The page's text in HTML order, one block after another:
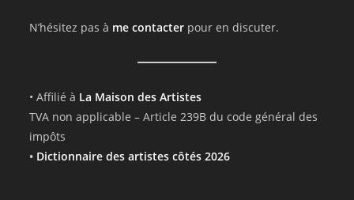
N’hésitez pas à me contacter pour en discuter.
• Affilié à La Maison des Artistes
TVA non applicable – Article 239B du code général des
impôts
• Dictionnaire des artistes côtés 2026